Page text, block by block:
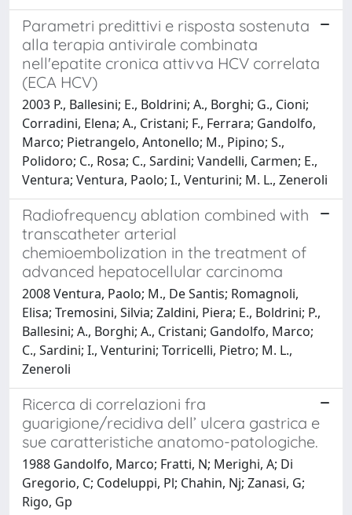
Parametri predittivi e risposta sostenuta
alla terapia antivirale combinata
nell'epatite cronica attivva HCV correlata
(ECA HCV)
2003 P., Ballesini; E., Boldrini; A., Borghi; G., Cioni;
Corradini, Elena; A., Cristani; F., Ferrara; Gandolfo,
Marco; Pietrangelo, Antonello; M., Pipino; S.,
Polidoro; C., Rosa; C., Sardini; Vandelli, Carmen; E.,
Ventura; Ventura, Paolo; I., Venturini; M. L., Zeneroli
Radiofrequency ablation combined with
transcatheter arterial
chemioembolization in the treatment of
advanced hepatocellular carcinoma
2008 Ventura, Paolo; M., De Santis; Romagnoli,
Elisa; Tremosini, Silvia; Zaldini, Piera; E., Boldrini; P.,
Ballesini; A., Borghi; A., Cristani; Gandolfo, Marco;
C., Sardini; I., Venturini; Torricelli, Pietro; M. L.,
Zeneroli
Ricerca di correlazioni fra
guarigione/recidiva dell’ ulcera gastrica e
sue caratteristiche anatomo-patologiche.
1988 Gandolfo, Marco; Fratti, N; Merighi, A; Di
Gregorio, C; Codeluppi, Pl; Chahin, Nj; Zanasi, G;
Rigo, Gp